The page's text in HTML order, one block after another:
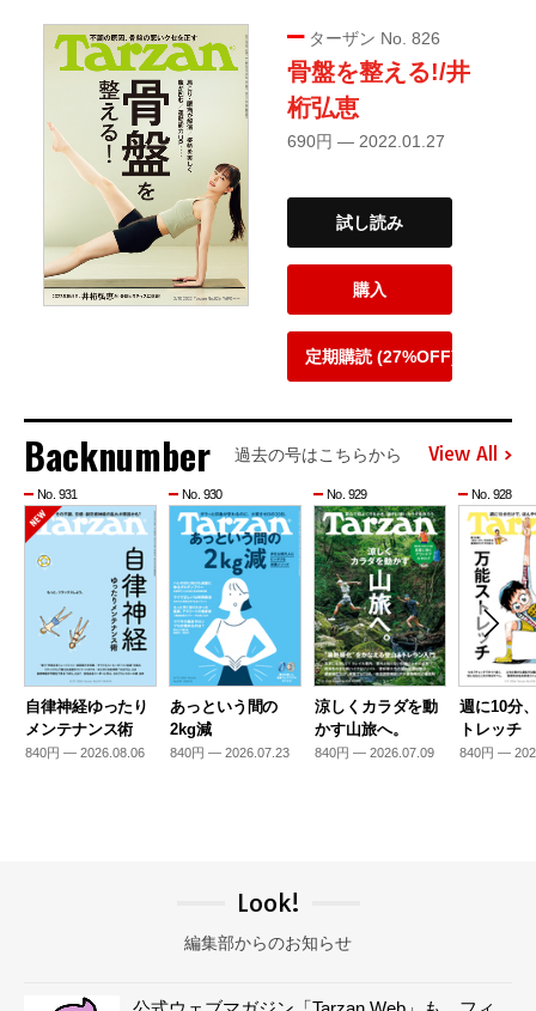
ターザン No. 826
骨盤を整える!/井
桁弘恵
690円 — 2022.01.27
試し読み
購入
定期購読 (27%OFF)
Backnumber 過去の号はこちらから View All
No. 931
自律神経ゆったり
メンテナンス術
840円 — 2026.08.06
No. 930
あっという間の
2kg減
840円 — 2026.07.23
No. 929
涼しくカラダを動
かす山旅へ。
840円 — 2026.07.09
No. 928
週に10分
トレッチ
840円 —
Look!
編集部からのお知らせ